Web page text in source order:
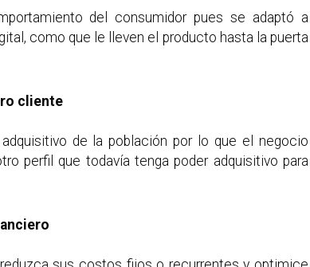
del consumidor pues se adaptó a
como que le lleven el producto hasta la puerta
cliente
de la población por lo que el negocio
perfil que todavía tenga poder adquisitivo para